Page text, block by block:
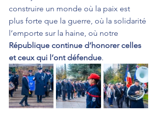
construire un monde où la paix est
plus forte que la guerre, où la solidarité
l’emporte sur la haine, où notre
République continue d’honorer celles
et ceux qui l’ont défendue.